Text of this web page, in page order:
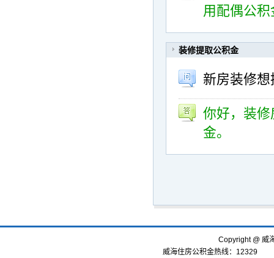
用配偶公
装修提取公积金
新房装修
你好，装
金。
Copyright @ 威
威海住房公积金热线：12329